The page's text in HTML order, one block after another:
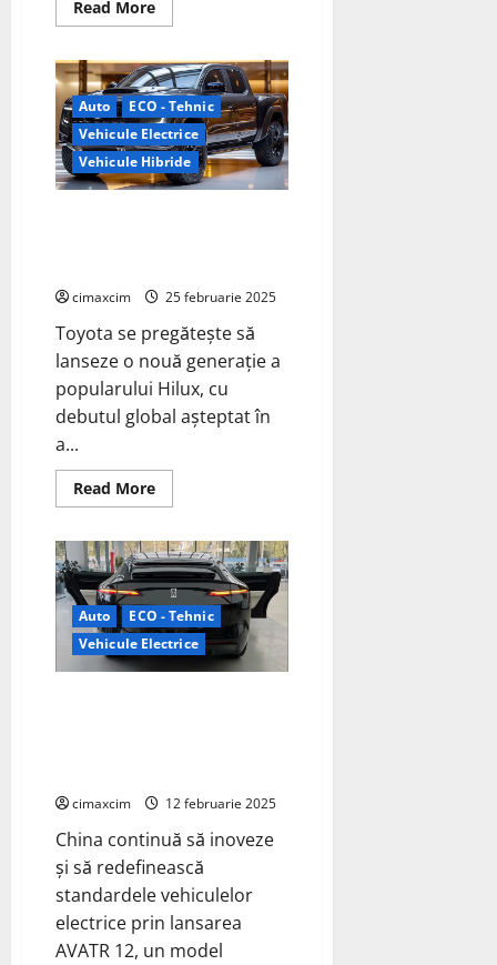
Read MoreRead
more
MT1:
Noul
Pickup
Electric
Compact
Dezvăluit
în
Versiune
Pre-
Auto
ECO - Tehnic
Vehicule Electrice
Vehicule Hibride
cimaxcim 25 februarie 2025
Toyota se pregătește să
lanseze o nouă generație a
popularului Hilux, cu
debutul global așteptat în
a...
Read MoreRead
more
Hilux
2025:
Hibrid
și
electric
pentru
o
nouă
eră
Auto
ECO - Tehnic
Vehicule Electrice
cimaxcim 12 februarie 2025
China continuă să inoveze
și să redefinească
standardele vehiculelor
electrice prin lansarea
AVATR 12, un model